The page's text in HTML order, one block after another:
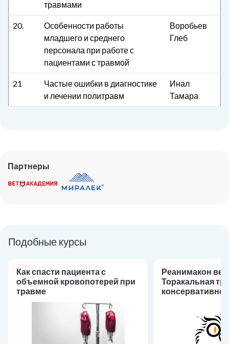
травмами
20.
Особенности работы
младшего и среднего
персонала при работе с
пациентами с травмой
Воробьев
Глеб
21
Частые ошибки в диагностике
и лечении политравм
Инал
Тамара
Партнеры
Подобные курсы
Как спасти пациента с
объемной кровопотерей при
травме
Реанимакон
Торакальная